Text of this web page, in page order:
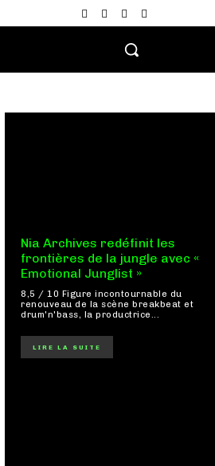
Nia Archives redéfinit les
frontières de la jungle avec «
Emotional Junglist »
8,5 / 10 Figure incontournable du
renouveau de la scène breakbeat et
drum'n'bass, la productrice...
LIRE LA SUITE